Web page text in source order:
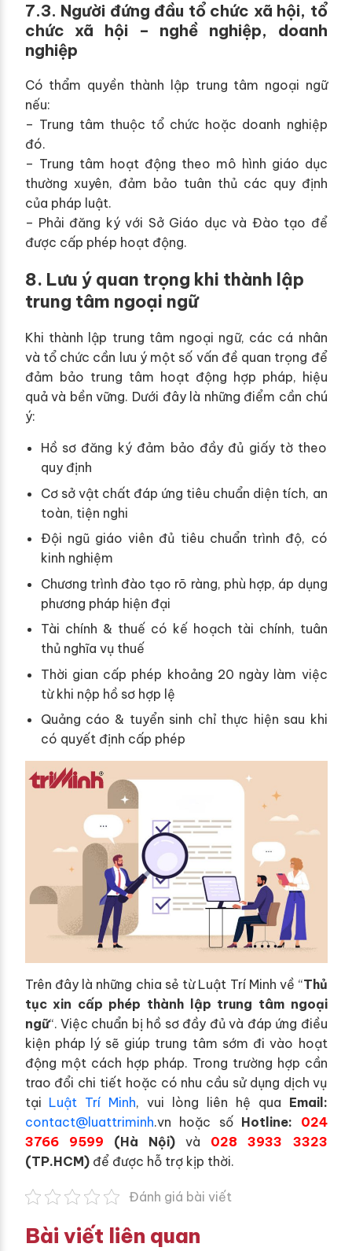
7.3. Người đứng đầu tổ chức xã hội, tổ
chức xã hội – nghề nghiệp, doanh
nghiệp
Có thẩm quyền thành lập trung tâm ngoại ngữ
nếu:
– Trung tâm thuộc tổ chức hoặc doanh nghiệp
đó.
– Trung tâm hoạt động theo mô hình giáo dục
thường xuyên, đảm bảo tuân thủ các quy định
của pháp luật.
– Phải đăng ký với Sở Giáo dục và Đào tạo để
được cấp phép hoạt động.
8. Lưu ý quan trọng khi thành lập
trung tâm ngoại ngữ
Khi thành lập trung tâm ngoại ngữ, các cá nhân
và tổ chức cần lưu ý một số vấn đề quan trọng để
đảm bảo trung tâm hoạt động hợp pháp, hiệu
quả và bền vững. Dưới đây là những điểm cần chú
ý:
Hồ sơ đăng ký đảm bảo đầy đủ giấy tờ theo
quy định
Cơ sở vật chất đáp ứng tiêu chuẩn diện tích, an
toàn, tiện nghi
Đội ngũ giáo viên đủ tiêu chuẩn trình độ, có
kinh nghiệm
Chương trình đào tạo rõ ràng, phù hợp, áp dụng
phương pháp hiện đại
Tài chính & thuế có kế hoạch tài chính, tuân
thủ nghĩa vụ thuế
Thời gian cấp phép khoảng 20 ngày làm việc
từ khi nộp hồ sơ hợp lệ
Quảng cáo & tuyển sinh chỉ thực hiện sau khi
có quyết định cấp phép
Trên đây là những chia sẻ từ Luật Trí Minh về “Thủ
tục xin cấp phép thành lập trung tâm ngoại
ngữ“. Việc chuẩn bị hồ sơ đầy đủ và đáp ứng điều
kiện pháp lý sẽ giúp trung tâm sớm đi vào hoạt
động một cách hợp pháp. Trong trường hợp cần
trao đổi chi tiết hoặc có nhu cầu sử dụng dịch vụ
tại Luật Trí Minh, vui lòng liên hệ qua Email:
contact@luattriminh.vn hoặc số Hotline:
024
3766 9599 (Hà Nội)và 028 3933 3323
(TP.HCM) để được hỗ trợ kịp thời.
Đánh giá bài viết
Bài viết liên quan